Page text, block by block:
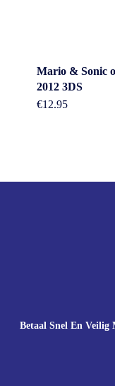
Mario & Sonic
2012 3DS
€12.95
Betaal Snel En Veilig